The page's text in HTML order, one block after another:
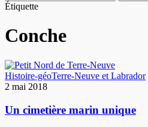
Close
Étiquette
Conche
Un
cimetière
unique
Histoire-géoTerre-Neuve et Labrador
2 mai 2018
Un cimetière marin unique